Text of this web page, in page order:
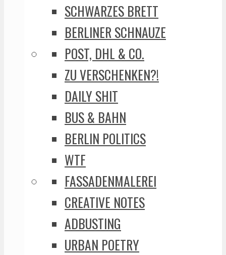
SCHWARZES BRETT
BERLINER SCHNAUZE
POST, DHL & CO.
ZU VERSCHENKEN?!
DAILY SHIT
BUS & BAHN
BERLIN POLITICS
WTF
FASSADENMALEREI
CREATIVE NOTES
ADBUSTING
URBAN POETRY